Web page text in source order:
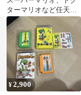
ターマリオなど任天堂
＋α ８本セット 箱説
なし
¥2,900